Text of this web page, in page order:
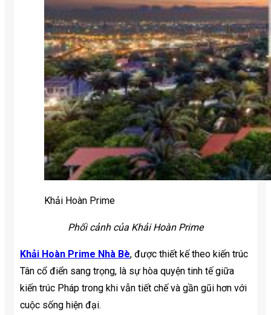
Khải Hoàn Prime
Phối cảnh của Khải Hoàn Prime
Khải Hoàn Prime Nhà Bè, được thiết kế theo kiến trúc
Tân cổ điển sang trọng, là sự hòa quyện tinh tế giữa
kiến trúc Pháp trong khi vẫn tiết chế và gần gũi hơn với
cuộc sống hiện đại.